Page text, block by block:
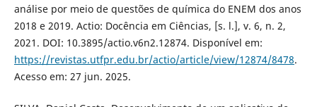
análise por meio de questões de química do ENEM dos anos
2018 e 2019. Actio: Docência em Ciências, [s. l.], v. 6, n. 2,
2021. DOI: 10.3895/actio.v6n2.12874. Disponível em:
https://revistas.utfpr.edu.br/actio/article/view/12874/8478.
Acesso em: 27 jun. 2025.